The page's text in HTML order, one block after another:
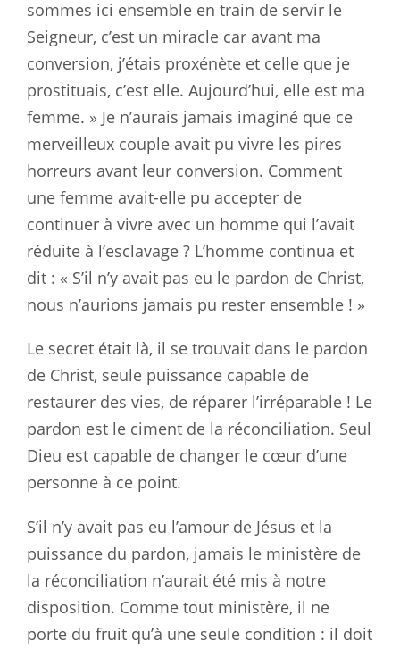
sommes ici ensemble en train de servir le
Seigneur, c’est un miracle car avant ma
conversion, j’étais proxénète et celle que je
prostituais, c’est elle. Aujourd’hui, elle est ma
femme. » Je n’aurais jamais imaginé que ce
merveilleux couple avait pu vivre les pires
horreurs avant leur conversion. Comment
une femme avait-elle pu accepter de
continuer à vivre avec un homme qui l’avait
réduite à l’esclavage ? L’homme continua et
dit : « S’il n’y avait pas eu le pardon de Christ,
nous n’aurions jamais pu rester ensemble ! »
Le secret était là, il se trouvait dans le pardon
de Christ, seule puissance capable de
restaurer des vies, de réparer l’irréparable ! Le
pardon est le ciment de la réconciliation. Seul
Dieu est capable de changer le cœur d’une
personne à ce point.
S’il n’y avait pas eu l’amour de Jésus et la
puissance du pardon, jamais le ministère de
la réconciliation n’aurait été mis à notre
disposition. Comme tout ministère, il ne
porte du fruit qu’à une seule condition : il doit